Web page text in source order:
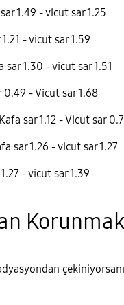
1.49 - vicut sar 1.25
- vicut sar 1.59
sar 1.30 - vicut sar 1.51
0.49 - Vicut sar 1.68
Kafa sar 1.12 - Vicut sar
sar 1.26 - vicut sar 1.27
- vicut sar 1.39